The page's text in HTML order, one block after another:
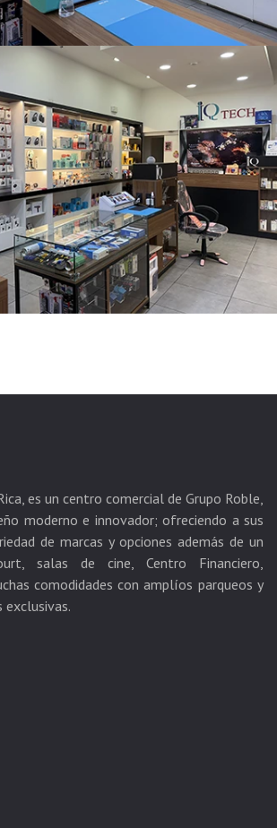
es un centro comercial de Grupo Roble,
moderno e innovador; ofreciendo a sus
de marcas y opciones además de un
salas de cine, Centro Financiero,
comodidades con amplíos parqueos y